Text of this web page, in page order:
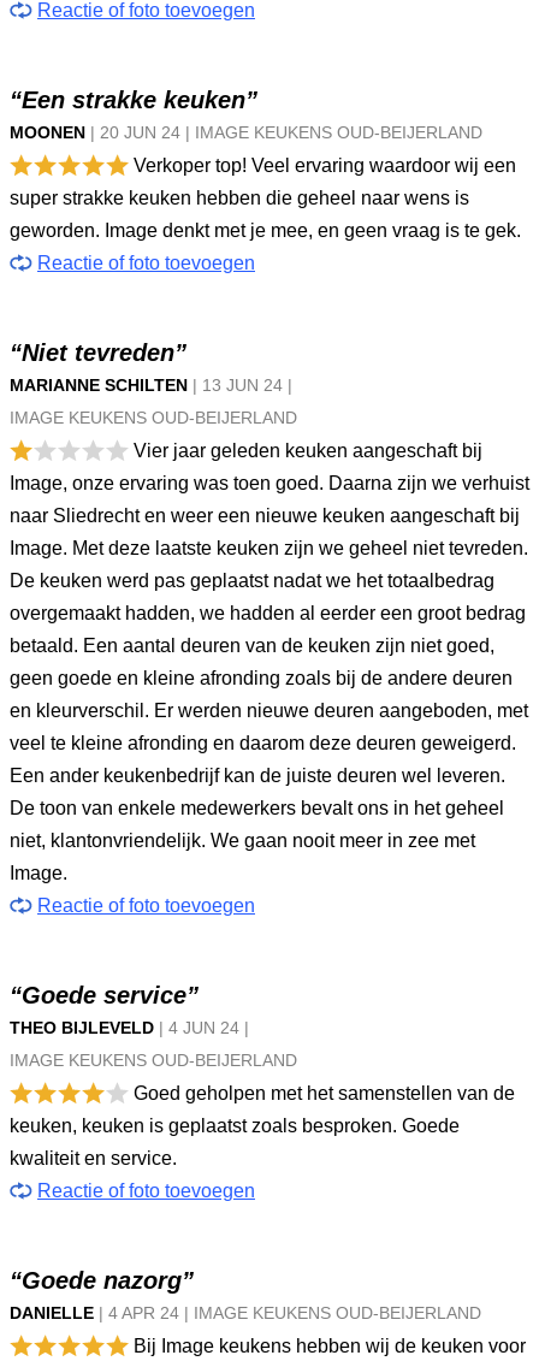
Reactie of foto toevoegen
“Een strakke keuken”
MOONEN | 20 JUN 24 | IMAGE KEUKENS OUD-BEIJERLAND
Verkoper top! Veel ervaring waardoor wij een
super strakke keuken hebben die geheel naar wens is
geworden. Image denkt met je mee, en geen vraag is te gek.
Reactie of foto toevoegen
“Niet tevreden”
MARIANNE SCHILTEN | 13 JUN 24 |
IMAGE KEUKENS OUD-BEIJERLAND
Vier jaar geleden keuken aangeschaft bij
Image, onze ervaring was toen goed. Daarna zijn we verhuist
naar Sliedrecht en weer een nieuwe keuken aangeschaft bij
Image. Met deze laatste keuken zijn we geheel niet tevreden.
De keuken werd pas geplaatst nadat we het totaalbedrag
overgemaakt hadden, we hadden al eerder een groot bedrag
betaald. Een aantal deuren van de keuken zijn niet goed,
geen goede en kleine afronding zoals bij de andere deuren
en kleurverschil. Er werden nieuwe deuren aangeboden, met
veel te kleine afronding en daarom deze deuren geweigerd.
Een ander keukenbedrijf kan de juiste deuren wel leveren.
De toon van enkele medewerkers bevalt ons in het geheel
niet, klantonvriendelijk. We gaan nooit meer in zee met
Image.
Reactie of foto toevoegen
“Goede service”
THEO BIJLEVELD | 4 JUN 24 |
IMAGE KEUKENS OUD-BEIJERLAND
Goed geholpen met het samenstellen van de
keuken, keuken is geplaatst zoals besproken. Goede
kwaliteit en service.
Reactie of foto toevoegen
“Goede nazorg”
DANIELLE | 4 APR 24 | IMAGE KEUKENS OUD-BEIJERLAND
Bij Image keukens hebben wij de keuken voor